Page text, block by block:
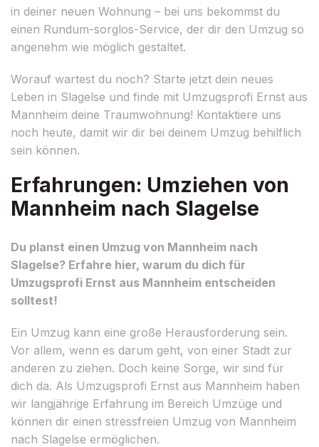
in deiner neuen Wohnung – bei uns bekommst du
einen Rundum-sorglos-Service, der dir den Umzug so
angenehm wie möglich gestaltet.
Worauf wartest du noch? Starte jetzt dein neues
Leben in Slagelse und finde mit Umzugsprofi Ernst aus
Mannheim deine Traumwohnung! Kontaktiere uns
noch heute, damit wir dir bei deinem Umzug behilflich
sein können.
Erfahrungen: Umziehen von
Mannheim nach Slagelse
Du planst einen Umzug von Mannheim nach
Slagelse? Erfahre hier, warum du dich für
Umzugsprofi Ernst aus Mannheim entscheiden
solltest!
Ein Umzug kann eine große Herausforderung sein.
Vor allem, wenn es darum geht, von einer Stadt zur
anderen zu ziehen. Doch keine Sorge, wir sind für
dich da. Als Umzugsprofi Ernst aus Mannheim haben
wir langjährige Erfahrung im Bereich Umzüge und
können dir einen stressfreien Umzug von Mannheim
nach Slagelse ermöglichen.